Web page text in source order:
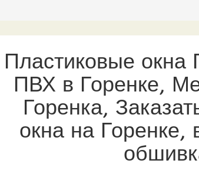
Пластиковые
ПВХ в Горенке,
Горенка,
окна на Горенке,